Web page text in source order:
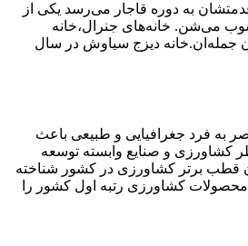
قدمتشان به دوره قاجار می‌رسد یکی از
می‌شن. خانه‌های جنرال،خانه
آن جمله‌ان.خانه دیزج سیاوش در سال
به فرد جغرافیایی و طبیعی باعث
کشاورزی و صنایع وابسته توسعه
قطب برتر کشاورزی در کشور شناخته
محصولات کشاورزی رتبه اول کشور را